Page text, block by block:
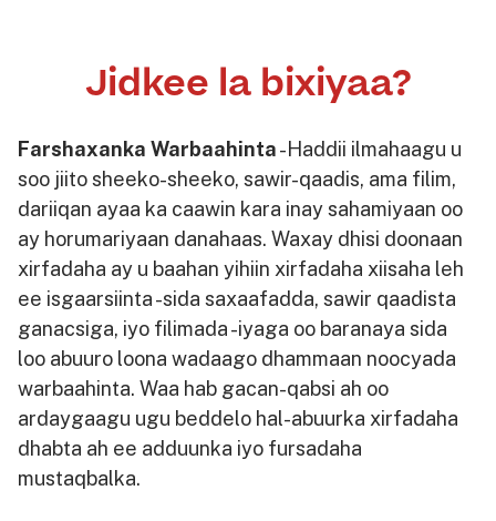
Jidkee la bixiyaa?
Farshaxanka Warbaahinta-Haddii ilmahaagu u
soo jiito sheeko-sheeko, sawir-qaadis, ama filim,
dariiqan ayaa ka caawin kara inay sahamiyaan oo
ay horumariyaan danahaas. Waxay dhisi doonaan
xirfadaha ay u baahan yihiin xirfadaha xiisaha leh
ee isgaarsiinta -sida saxaafadda, sawir qaadista
ganacsiga, iyo filimada -iyaga oo baranaya sida
loo abuuro loona wadaago dhammaan noocyada
warbaahinta. Waa hab gacan-qabsi ah oo
ardaygaagu ugu beddelo hal-abuurka xirfadaha
dhabta ah ee adduunka iyo fursadaha
mustaqbalka.